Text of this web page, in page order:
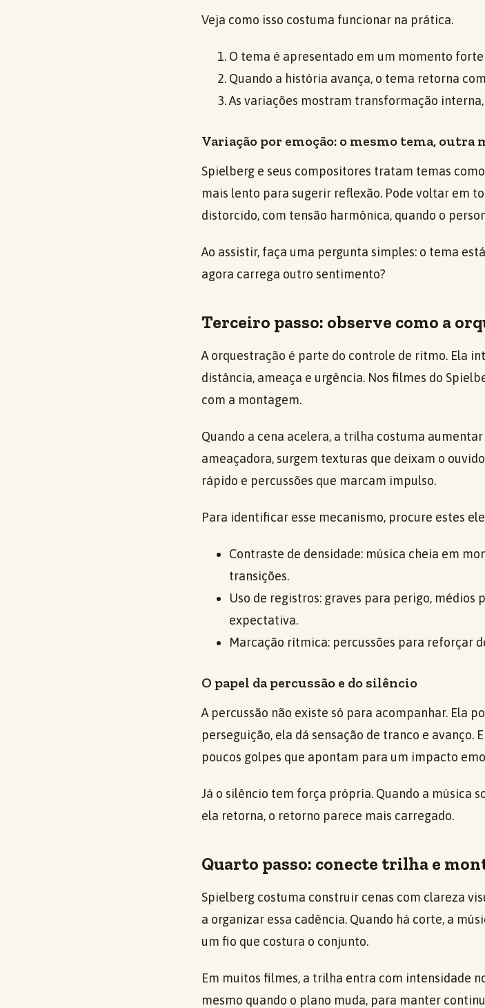
Veja como isso costuma funcionar na prática.
O tema é apresentado em um momento forte
Quando a história avança, o tema retorna
As variações mostram transformação
Variação por emoção: o mesmo tema, outra
Spielberg e seus compositores tratam temas
mais lento para sugerir reflexão. Pode voltar em
distorcido, com tensão harmônica, quando o
Ao assistir, faça uma pergunta simples: o tema
agora carrega outro sentimento?
Terceiro passo: observe como a
A orquestração é parte do controle de ritmo. Ela
distância, ameaça e urgência. Nos filmes do
com a montagem.
Quando a cena acelera, a trilha costuma
ameaçadora, surgem texturas que deixam o
rápido e percussões que marcam impulso.
Para identificar esse mecanismo, procure estes
Contraste de densidade: música cheia em
transições.
Uso de registros: graves para perigo, médios
expectativa.
Marcação rítmica: percussões para reforçar
O papel da percussão e do silêncio
A percussão não existe só para acompanhar. Ela
perseguição, ela dá sensação de tranco e avanço.
poucos golpes que apontam para um impacto
Já o silêncio tem força própria. Quando a música
ela retorna, o retorno parece mais carregado.
Quarto passo: conecte trilha e
Spielberg costuma construir cenas com clareza
a organizar essa cadência. Quando há corte, a
um fio que costura o conjunto.
Em muitos filmes, a trilha entra com intensidade
mesmo quando o plano muda, para manter